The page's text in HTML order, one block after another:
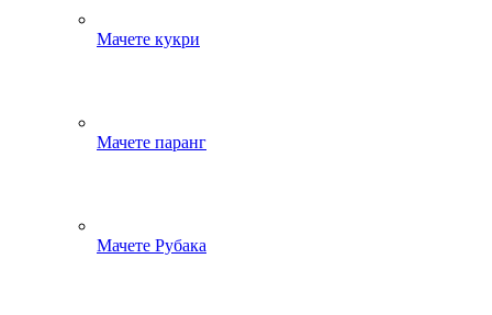
Мачете кукри
Мачете паранг
Мачете Рубака